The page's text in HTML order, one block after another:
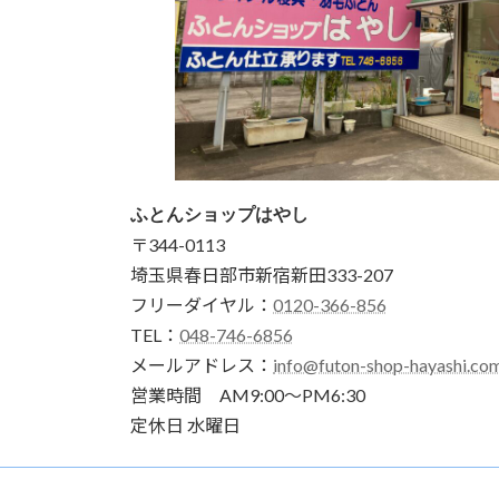
ふとんショップはやし
〒344-0113
埼玉県春日部市新宿新田333-207
フリーダイヤル： 0120-366-856
TEL： 048-746-6856
メールアドレス： info@futon-shop-
営業時間 AM9:00～PM6:30
定休日 水曜日